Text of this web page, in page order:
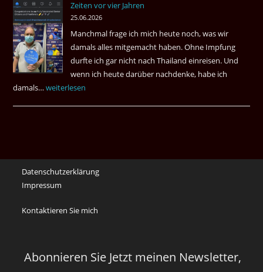
Zeiten vor vier Jahren
25.06.2026
Manchmal frage ich mich heute noch, was wir
damals alles mitgemacht haben. Ohne Impfung
durfte ich gar nicht nach Thailand einreisen. Und
wenn ich heute darüber nachdenke, habe ich
damals…Das
an
die
Corona
Zeiten
weiterlesen
Datenschutzerklärung
Impressum
Kontaktieren Sie mich
Abonnieren Sie Jetzt meinen Newsletter,